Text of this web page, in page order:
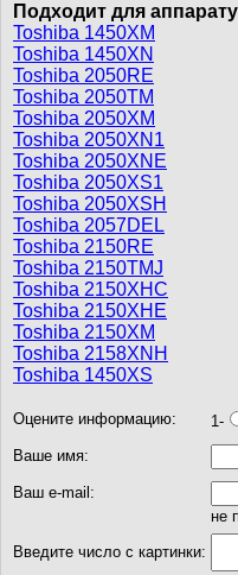
Подходит для
Toshiba 1450XM
Toshiba 1450XN
Toshiba 2050RE
Toshiba 2050TM
Toshiba 2050XM
Toshiba 2050XN1
Toshiba 2050XNE
Toshiba 2050XS1
Toshiba 2050XSH
Toshiba 2057DEL
Toshiba 2150RE
Toshiba 2150TMJ
Toshiba 2150XHC
Toshiba 2150XHE
Toshiba 2150XM
Toshiba 2158XNH
Toshiba 1450XS
Оцените информацию: 1-
Ваше имя:
Ваш e-mail:
не
Введите число с картинки: